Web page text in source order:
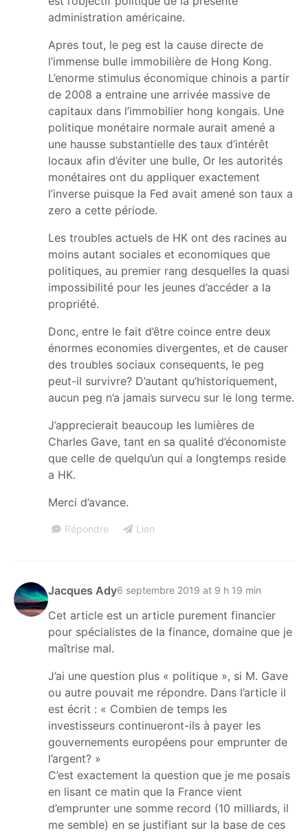
administration américaine.
Apres tout, le peg est la cause directe de
l’immense bulle immobilière de Hong Kong.
L’enorme stimulus économique chinois a partir
de 2008 a entraine une arrivée massive de
capitaux dans l’immobilier hong kongais. Une
politique monétaire normale aurait amené a
une hausse substantielle des taux d’intérêt
locaux afin d’éviter une bulle, Or les autorités
monétaires ont du appliquer exactement
l’inverse puisque la Fed avait amené son taux a
zero a cette période.
Les troubles actuels de HK ont des racines au
moins autant sociales et economiques que
politiques, au premier rang desquelles la quasi
impossibilité pour les jeunes d’accéder a la
propriété.
Donc, entre le fait d’être coince entre deux
énormes economies divergentes, et de causer
des troubles sociaux consequents, le peg
peut-il survivre? D’autant qu’historiquement,
aucun peg n’a jamais survecu sur le long terme.
J’apprecierait beaucoup les lumières de
Charles Gave, tant en sa qualité d’économiste
que celle de quelqu’un qui a longtemps reside
a HK.
Merci d’avance.
Répondre Lien
Jacques Ady6 septembre 2019 at 9 h 19 min
Cet article est un article purement financier
pour spécialistes de la finance, domaine que je
maîtrise mal.
J’ai une question plus « politique », si M. Gave
ou autre pouvait me répondre. Dans l’article il
est écrit : « Combien de temps les
investisseurs continueront-ils à payer les
gouvernements européens pour emprunter de
l’argent? »
C’est exactement la question que je me posais
en lisant ce matin que la France vient
d’emprunter une somme record (10 milliards, il
me semble) en se justifiant sur la base de ces